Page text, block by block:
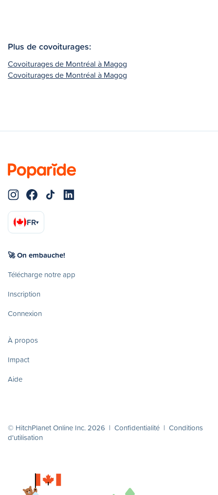
Plus de covoiturages:
Covoiturages de Montréal à Magog
Covoiturages de Montréal à Magog
FR▾
🚀 On embauche!
Télécharge notre app
Inscription
Connexion
À propos
Impact
Aide
© HitchPlanet Online Inc. 2026 | Confidentialité | Conditions
d'utilisation